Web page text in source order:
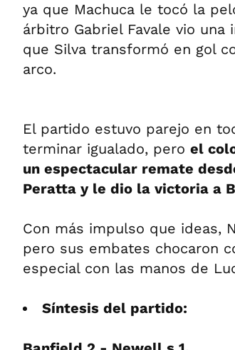
ya que Machuca le tocó la
árbitro Gabriel Favale vio
que Silva transformó en gol
arco.
El partido estuvo parejo en
terminar igualado, pero el
un espectacular remate
Peratta y le dio la victoria a
Con más impulso que ideas,
pero sus embates chocaron
especial con las manos de
Síntesis del partido: